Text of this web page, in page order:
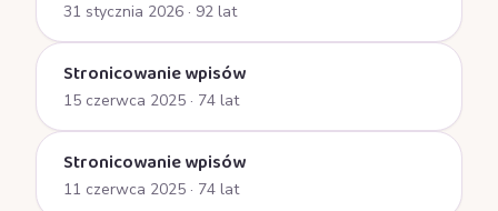
31 stycznia 2026 · 92 lat
Stronicowanie wpisów
15 czerwca 2025 · 74 lat
Stronicowanie wpisów
11 czerwca 2025 · 74 lat